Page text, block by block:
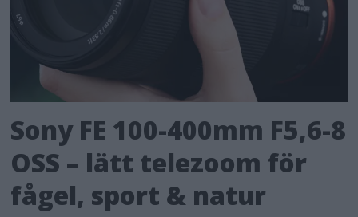
• DJI OM Grip Tripod
Sony FE 100-400mm F5,6-8
OSS – lätt telezoom för
fågel, sport & natur